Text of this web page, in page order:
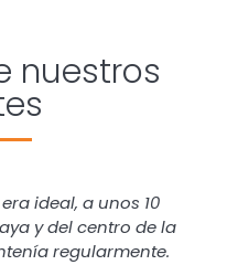
nuestros
ideal, a unos 10
y del centro de la
regularmente.